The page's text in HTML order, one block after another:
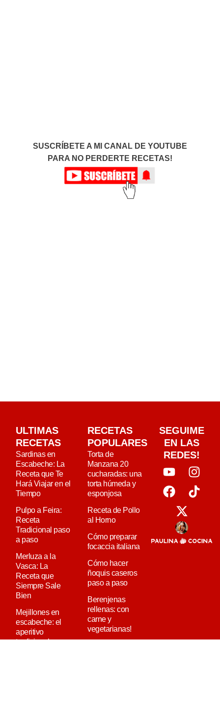
SUSCRÍBETE A MI CANAL DE YOUTUBE
PARA NO PERDERTE RECETAS!
ULTIMAS
RECETAS
Sardinas en
Escabeche: La
Receta que Te
Hará Viajar en el
Tiempo
Pulpo a Feira:
Receta
Tradicional paso
a paso
Merluza a la
Vasca: La
Receta que
Siempre Sale
Bien
Mejillones en
escabeche: el
aperitivo
tradicional que
RECETAS
POPULARES
Torta de
Manzana 20
cucharadas: una
torta húmeda y
esponjosa
Receta de Pollo
al Horno
Cómo preparar
focaccia italiana
Cómo hacer
ñoquis caseros
paso a paso
Berenjenas
rellenas: con
carne y
vegetarianas!
SEGUIME
EN LAS
REDES!